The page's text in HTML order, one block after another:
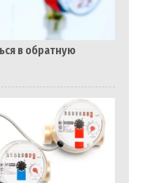
в обратную